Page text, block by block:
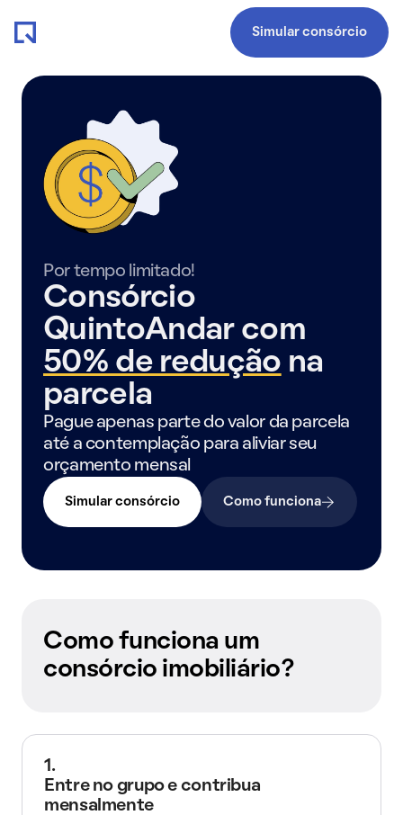
Simular consórcio
Por tempo limitado!
Consórcio
QuintoAndar com
50% de redução na
parcela
Pague apenas parte do valor da parcela
até a contemplação para aliviar seu
orçamento mensal
Simular consórcio Como funciona
Como funciona um
consórcio imobiliário?
1.
Entre no grupo e contribua
mensalmente